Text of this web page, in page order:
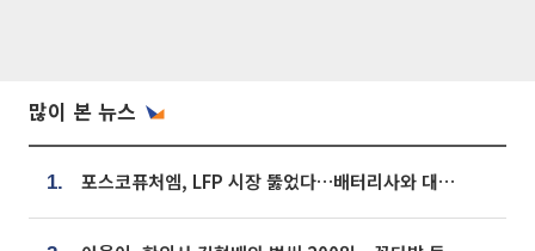
많이 본 뉴스
1. 포스코퓨처엠, LFP 시장 뚫었다…배터리사와 대규모 장기 공급 합의